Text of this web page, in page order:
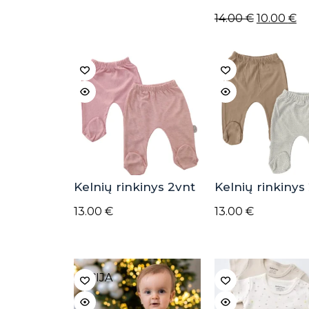
14.00€ Original
was:
14.00 €.
10.00 €
Kelnių rinkinys 2vnt
13.00€
Kelnių rinkinys
13.00 €
AKCIJA